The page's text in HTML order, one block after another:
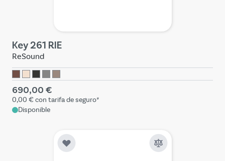
Key 261 RIE
ReSound
690,00 €
0,00 €con tarifa de seguro*
Disponible